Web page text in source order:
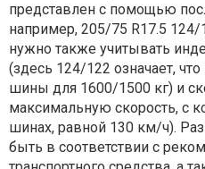
представлен с помощью
например, 205/75 R17.5
нужно также учитывать
(здесь 124/122 означает,
шины для 1600/1500 кг) и
максимальную скорость, с
шинах, равной 130 км/ч).
быть в соответствии с